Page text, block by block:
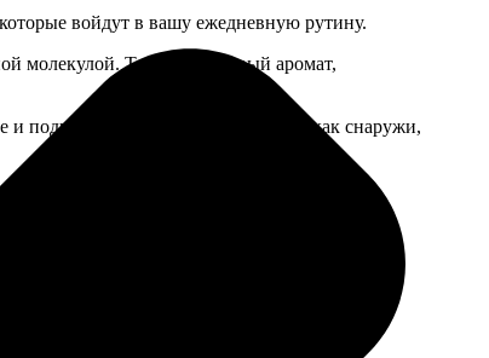
войдут в вашу ежедневную рутину.
молекулой. Тонкий нишевый аромат,
и подчеркнут природное сияние — как снаружи,